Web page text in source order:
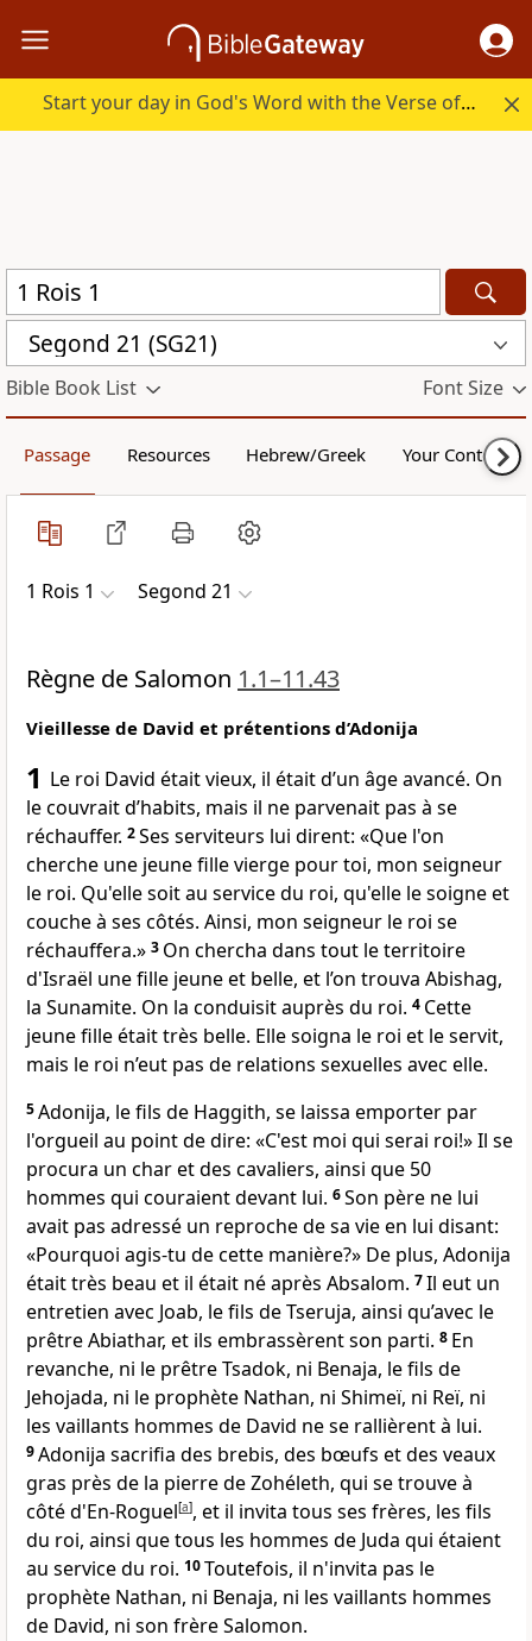
Start your day in God's Word with the Verse of the Day.
Segond 21 (SG21)
Bible Book List Font Size
Passage Resources Hebrew/Greek Your Content
1 Rois 1 Segond 21
Règne de Salomon 1.1–11.43
Vieillesse de David et prétentions d’Adonija
1 Le roi David était vieux, il était d’un âge avancé. On
le couvrait d’habits, mais il ne parvenait pas à se
réchauffer. 2Ses serviteurs lui dirent: «Que l'on
cherche une jeune fille vierge pour toi, mon seigneur
le roi. Qu'elle soit au service du roi, qu'elle le soigne et
couche à ses côtés. Ainsi, mon seigneur le roi se
réchauffera.» 3 On chercha dans tout le territoire
d'Israël une fille jeune et belle, et l’on trouva Abishag,
la Sunamite. On la conduisit auprès du roi. 4 Cette
jeune fille était très belle. Elle soigna le roi et le servit,
mais le roi n’eut pas de relations sexuelles avec elle.
5Adonija, le fils de Haggith, se laissa emporter par
l'orgueil au point de dire: «C'est moi qui serai roi!» Il se
procura un char et des cavaliers, ainsi que 50
hommes qui couraient devant lui. 6Son père ne lui
avait pas adressé un reproche de sa vie en lui disant:
«Pourquoi agis-tu de cette manière?» De plus, Adonija
était très beau et il était né après Absalom. 7Il eut un
entretien avec Joab, le fils de Tseruja, ainsi qu’avec le
prêtre Abiathar, et ils embrassèrent son parti. 8 En
revanche, ni le prêtre Tsadok, ni Benaja, le fils de
Jehojada, ni le prophète Nathan, ni Shimeï, ni Reï, ni
les vaillants hommes de David ne se rallièrent à lui.
9Adonija sacrifia des brebis, des bœufs et des veaux
gras près de la pierre de Zohéleth, qui se trouve à
côté d'En-Roguel[a], et il invita tous ses frères, les fils
du roi, ainsi que tous les hommes de Juda qui étaient
au service du roi. 10Toutefois, il n'invita pas le
prophète Nathan, ni Benaja, ni les vaillants hommes
de David, ni son frère Salomon.